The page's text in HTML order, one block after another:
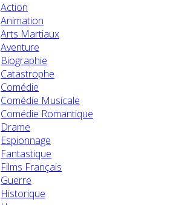
Action
Animation
Arts Martiaux
Aventure
Biographie
Catastrophe
Comédie
Comédie Musicale
Comédie Romantique
Drame
Espionnage
Fantastique
Films Français
Guerre
Historique